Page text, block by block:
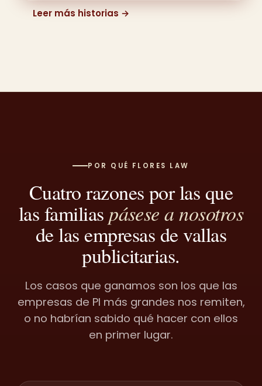
Leer más historias →
POR QUÉ FLORES LAW
Cuatro razones por las que
las familias pásese a nosotros
de las empresas de vallas
publicitarias.
Los casos que ganamos son los que las
empresas de PI más grandes nos remiten,
o no habrían sabido qué hacer con ellos
en primer lugar.